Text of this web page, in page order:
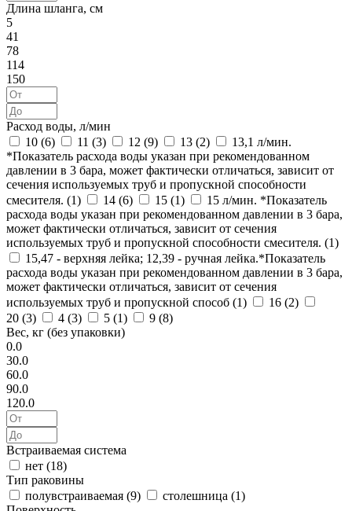
Длина шланга, см
5
41
78
114
150
Расход воды, л/мин
10 (6) 11 (3) 12 (9) 13 (2)
13,1 л/мин.
*Показатель расхода воды указан при рекомендованном
давлении в 3 бара, может фактически отличаться, зависит от
сечения используемых труб и пропускной способности
смесителя. (1) 14 (6) 15 (1)
15 л/мин. *Показатель
расхода воды указан при рекомендованном давлении в 3 бара,
может фактически отличаться, зависит от сечения
используемых труб и пропускной способности смесителя. (1)
15,47 - верхняя лейка; 12,39 - ручная лейка.*Показатель
расхода воды указан при рекомендованном давлении в 3 бара,
может фактически отличаться, зависит от сечения
используемых труб и пропускной способ (1) 16 (2)
20 (3) 4 (3) 5 (1) 9 (8)
Вес, кг (без упаковки)
0.0
30.0
60.0
90.0
120.0
Встраиваемая система
нет (18)
Тип раковины
полувстраиваемая (9) столешница (1)